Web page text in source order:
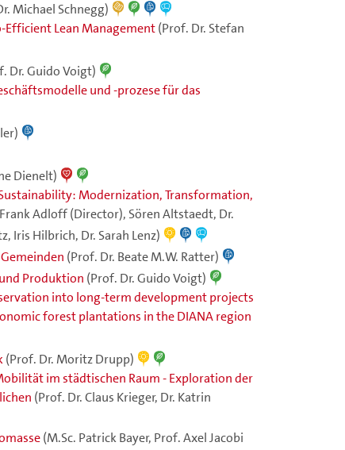
Michael Schnegg)
Efficient Lean Management(Prof. Dr. Stefan
Dr. Guido Voigt)
und -prozese für das
Dienelt)
Modernization, Transformation,
Adloff (Director), Sören Altstaedt, Dr.
Iris Hilbrich, Dr. Sarah Lenz)
(Prof. Dr. Beate M.W. Ratter)
Produktion (Prof. Dr. Guido Voigt)
into long-term development projects
forest plantations in the DIANA region
(Prof. Dr. Moritz Drupp)
im städtischen Raum - Exploration der
(Prof. Dr. Claus Krieger, Dr. Katrin
(M.Sc. Patrick Bayer, Prof. Axel Jacobi